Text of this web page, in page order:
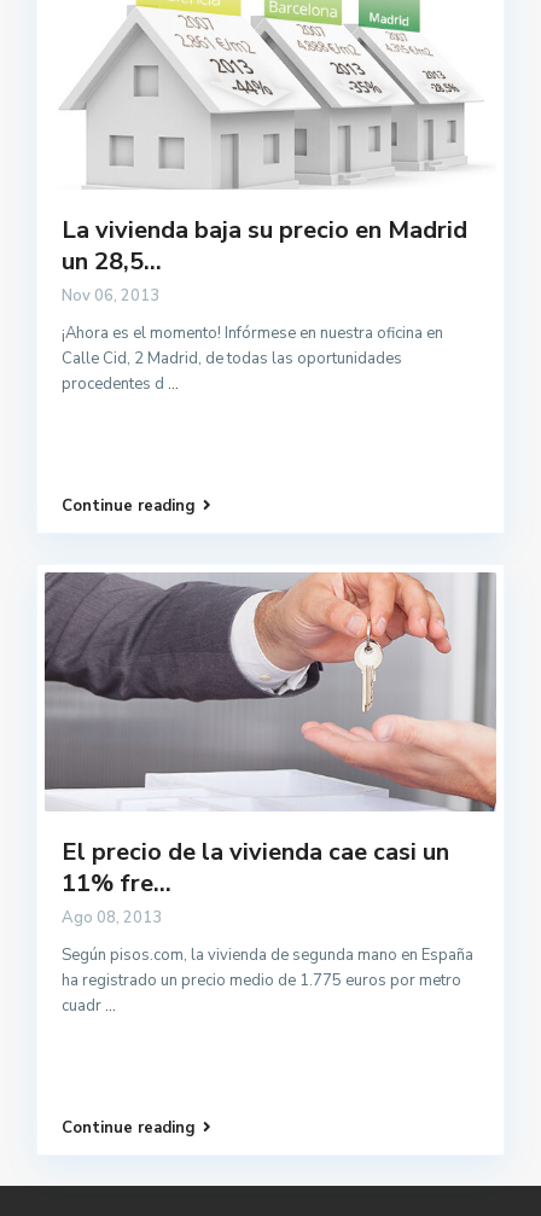
La vivienda baja su precio en Madrid
un 28,5...
Nov 06, 2013
¡Ahora es el momento! Infórmese en nuestra oficina en
Calle Cid, 2 Madrid, de todas las oportunidades
procedentes d...
Continue reading
El precio de la vivienda cae casi un
11% fre...
Ago 08, 2013
Según pisos.com, la vivienda de segunda mano en España
ha registrado un precio medio de 1.775 euros por metro
cuadr...
Continue reading